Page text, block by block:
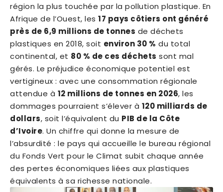
région la plus touchée par la pollution plastique. En
Afrique de l’Ouest, les 17 pays côtiers ont généré
près de 6,9 millions de tonnes de déchets
plastiques en 2018, soit environ 30 % du total
continental, et 80 % de ces déchets sont mal
gérés. Le préjudice économique potentiel est
vertigineux : avec une consommation régionale
attendue à 12 millions de tonnes en 2026, les
dommages pourraient s’élever à 120 milliards de
dollars, soit l’équivalent du PIB de la Côte
d’Ivoire. Un chiffre qui donne la mesure de
l’absurdité : le pays qui accueille le bureau régional
du Fonds Vert pour le Climat subit chaque année
des pertes économiques liées aux plastiques
équivalents à sa richesse nationale.